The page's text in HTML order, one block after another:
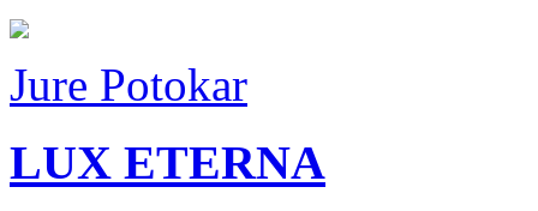
Jure Potokar
LUX ETERNA